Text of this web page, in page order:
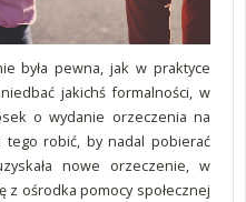
była pewna, jak w praktyce
jakichś formalności, w
o wydanie orzeczenia na
tego robić, by nadal pobierać
nowe orzeczenie, w
z ośrodka pomocy społecznej